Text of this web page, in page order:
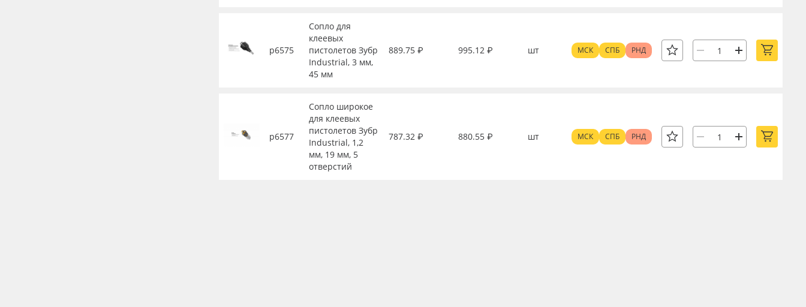
р6575
Сопло для
клеевых
пистолетов Зубр
Industrial, 3 мм,
45 мм
889.75 ₽ 995.12 ₽ шт МСК СПБ РНД
р6577
Сопло широкое
для клеевых
пистолетов Зубр
Industrial, 1,2
мм, 19 мм, 5
отверстий
787.32 ₽ 880.55 ₽ шт МСК СПБ РНД